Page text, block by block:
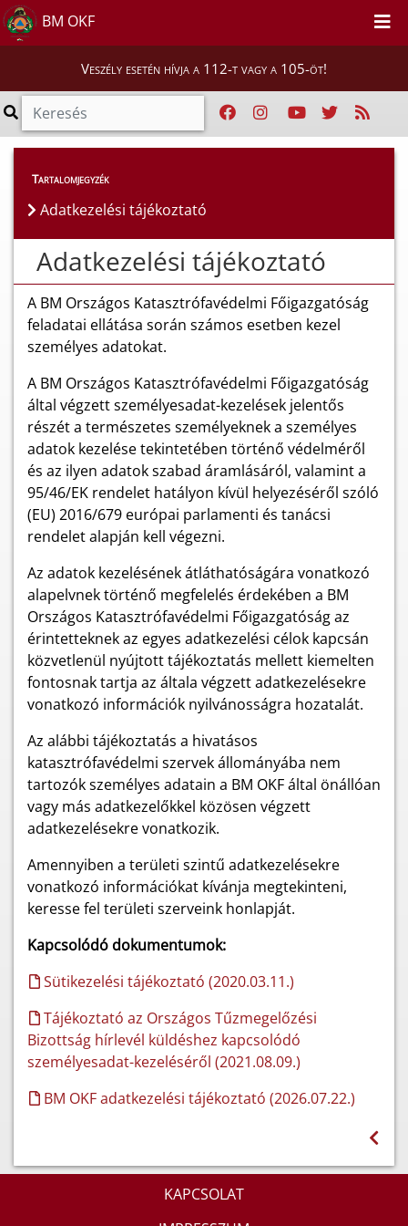
BM OKF
Veszély esetén hívja a 112-t vagy a 105-öt!
Tartalomjegyzék
Adatkezelési tájékoztató
Adatkezelési tájékoztató
A BM Országos Katasztrófavédelmi Főigazgatóság
feladatai ellátása során számos esetben kezel
személyes adatokat.
A BM Országos Katasztrófavédelmi Főigazgatóság
által végzett személyesadat-kezelések jelentős
részét a természetes személyeknek a személyes
adatok kezelése tekintetében történő védelméről
és az ilyen adatok szabad áramlásáról, valamint a
95/46/EK rendelet hatályon kívül helyezéséről szóló
(EU) 2016/679 európai parlamenti és tanácsi
rendelet alapján kell végezni.
Az adatok kezelésének átláthatóságára vonatkozó
alapelvnek történő megfelelés érdekében a BM
Országos Katasztrófavédelmi Főigazgatóság az
érintetteknek az egyes adatkezelési célok kapcsán
közvetlenül nyújtott tájékoztatás mellett kiemelten
fontosnak tartja az általa végzett adatkezelésekre
vonatkozó információk nyilvánosságra hozatalát.
Az alábbi tájékoztatás a hivatásos
katasztrófavédelmi szervek állományába nem
tartozók személyes adatain a BM OKF által önállóan
vagy más adatkezelőkkel közösen végzett
adatkezelésekre vonatkozik.
Amennyiben a területi szintű adatkezelésekre
vonatkozó információkat kívánja megtekinteni,
keresse fel területi szerveink honlapját.
Kapcsolódó dokumentumok:
Sütikezelési tájékoztató (2020.03.11.)
Tájékoztató az Országos Tűzmegelőzési
Bizottság hírlevél küldéshez kapcsolódó
személyesadat-kezeléséről (2021.08.09.)
BM OKF adatkezelési tájékoztató (2026.07.22.)
KAPCSOLAT